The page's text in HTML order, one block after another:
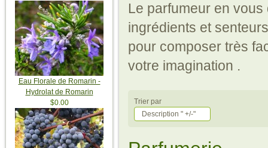
Eau Florale de Romarin -
Hydrolat de Romarin
$0.00
Le parfumeur en
ingrédients et
pour composer très
votre imagination .
Trier par
Description " +/-"